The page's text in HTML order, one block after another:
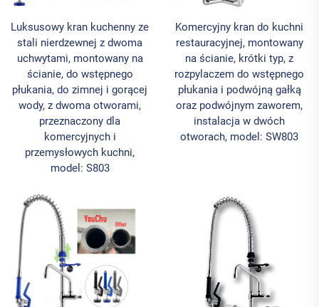
Luksusowy kran kuchenny ze
stali nierdzewnej z dwoma
uchwytami, montowany na
ścianie, do wstępnego
płukania, do zimnej i gorącej
wody, z dwoma otworami,
przeznaczony dla
komercyjnych i
przemysłowych kuchni,
model: S803
Komercyjny kran do kuchni
restauracyjnej, montowany
na ścianie, krótki typ, z
rozpylaczem do wstępnego
płukania i podwójną gałką
oraz podwójnym zaworem,
instalacja w dwóch
otworach, model: SW803